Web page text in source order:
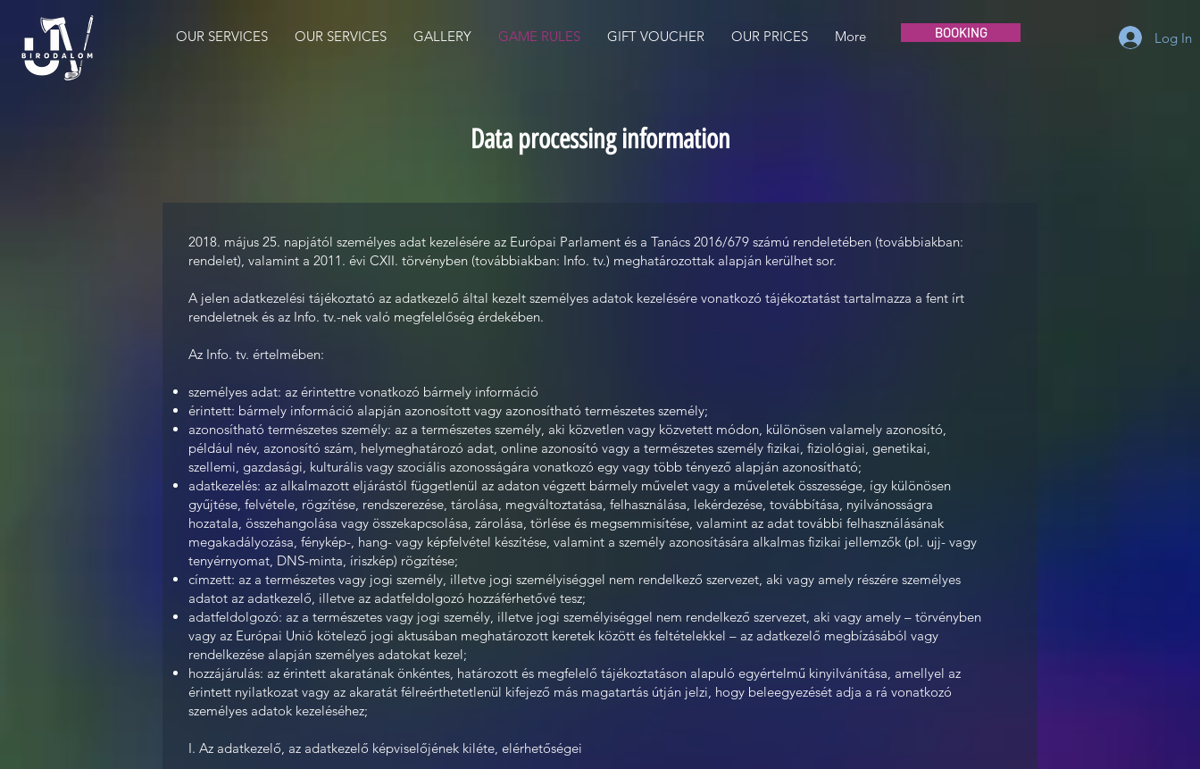
OUR SERVICES OUR SERVICES GALLERY GAME RULES GIFT VOUCHER OUR PRICES More BOOKING Log In
Data processing information
2018. május 25. napjától személyes adat kezelésére az Európai Parlament és a Tanács 2016/679 számú rendeletében (továbbiakban:
rendelet), valamint a 2011. évi CXII. törvényben (továbbiakban: Info. tv.) meghatározottak alapján kerülhet sor.
A jelen adatkezelési tájékoztató az adatkezelő által kezelt személyes adatok kezelésére vonatkozó tájékoztatást tartalmazza a fent írt
rendeletnek és az Info. tv.-nek való megfelelőség érdekében.
Az Info. tv. értelmében:
személyes adat: az érintettre vonatkozó bármely információ
érintett: bármely információ alapján azonosított vagy azonosítható természetes személy;
azonosítható természetes személy: az a természetes személy, aki közvetlen vagy közvetett módon, különösen valamely azonosító,
például név, azonosító szám, helymeghatározó adat, online azonosító vagy a természetes személy fizikai, fiziológiai, genetikai,
szellemi, gazdasági, kulturális vagy szociális azonosságára vonatkozó egy vagy több tényező alapján azonosítható;
adatkezelés: az alkalmazott eljárástól függetlenül az adaton végzett bármely művelet vagy a műveletek összessége, így különösen
gyűjtése, felvétele, rögzítése, rendszerezése, tárolása, megváltoztatása, felhasználása, lekérdezése, továbbítása, nyilvánosságra
hozatala, összehangolása vagy összekapcsolása, zárolása, törlése és megsemmisítése, valamint az adat további felhasználásának
megakadályozása, fénykép-, hang- vagy képfelvétel készítése, valamint a személy azonosítására alkalmas fizikai jellemzők (pl. ujj- vagy
tenyérnyomat, DNS-minta, íriszkép) rögzítése;
címzett: az a természetes vagy jogi személy, illetve jogi személyiséggel nem rendelkező szervezet, aki vagy amely részére személyes
adatot az adatkezelő, illetve az adatfeldolgozó hozzáférhetővé tesz;
adatfeldolgozó: az a természetes vagy jogi személy, illetve jogi személyiséggel nem rendelkező szervezet, aki vagy amely – törvényben
vagy az Európai Unió kötelező jogi aktusában meghatározott keretek között és feltételekkel – az adatkezelő megbízásából vagy
rendelkezése alapján személyes adatokat kezel;
hozzájárulás: az érintett akaratának önkéntes, határozott és megfelelő tájékoztatáson alapuló egyértelmű kinyilvánítása, amellyel az
érintett nyilatkozat vagy az akaratát félreérthetetlenül kifejező más magatartás útján jelzi, hogy beleegyezését adja a rá vonatkozó
személyes adatok kezeléséhez;
I. Az adatkezelő, az adatkezelő képviselőjének kiléte, elérhetőségei